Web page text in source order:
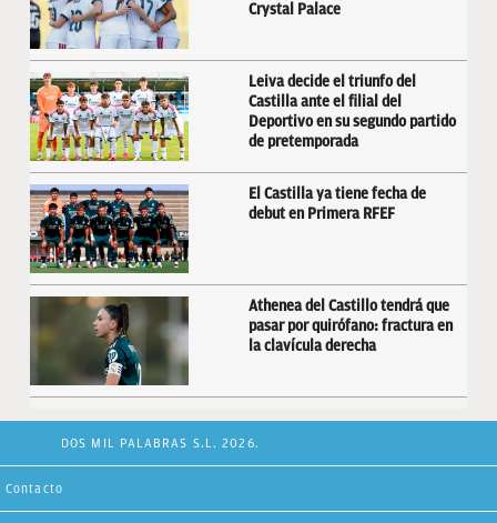
Crystal Palace
Leiva decide el triunfo del
Castilla ante el filial del
Deportivo en su segundo partido
de pretemporada
El Castilla ya tiene fecha de
debut en Primera RFEF
Athenea del Castillo tendrá que
pasar por quirófano: fractura en
la clavícula derecha
DOS MIL PALABRAS S.L. 2026.
Contacto